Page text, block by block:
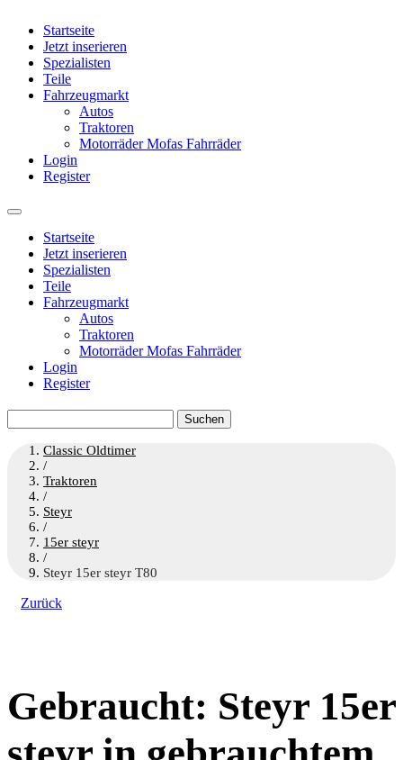
Startseite
Jetzt inserieren
Spezialisten
Teile
Fahrzeugmarkt
Autos
Traktoren
Motorräder Mofas Fahrräder
Login
Register
Startseite
Jetzt inserieren
Spezialisten
Teile
Fahrzeugmarkt
Autos
Traktoren
Motorräder Mofas Fahrräder
Login
Register
nach:
Classic Oldtimer
/
Traktoren
/
Steyr
/
15er steyr
/
Steyr 15er steyr T80
Zurück
Gebraucht: Steyr 15er